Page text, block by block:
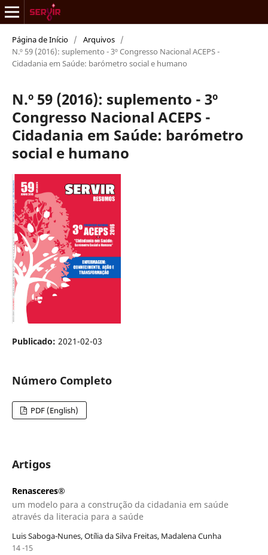
Página de Início / Arquivos /
N.º 59 (2016): suplemento - 3º Congresso Nacional ACEPS -
Cidadania em Saúde: barómetro social e humano
N.º 59 (2016): suplemento - 3º
Congresso Nacional ACEPS -
Cidadania em Saúde: barómetro
social e humano
Publicado: 2021-02-03
Número Completo
PDF (English)
Artigos
Renasceres®
um modelo para a construção da cidadania em saúde
através da literacia para a saúde
Luis Saboga-Nunes, Otília da Silva Freitas, Madalena Cunha
14 -15